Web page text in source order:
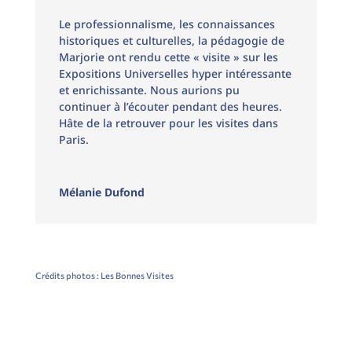
Le professionnalisme, les connaissances
historiques et culturelles, la pédagogie de
Marjorie ont rendu cette « visite » sur les
Expositions Universelles hyper intéressante
et enrichissante. Nous aurions pu
continuer à l’écouter pendant des heures.
Hâte de la retrouver pour les visites dans
Paris.
Mélanie Dufond
Crédits photos : Les Bonnes Visites